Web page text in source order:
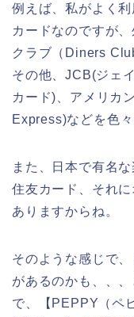
例えば、私がよく
カードなのですが
クラブ（Diners
その他、JCB(ジェ
カード)、アメリカ
Express)などを色
また、日本で有名
住友カード、それ
ありますからね。
そのような感じで
があるのかも、、
で、【PEPPY（